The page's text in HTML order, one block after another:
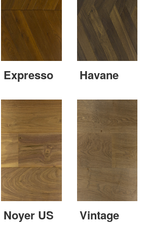
Expresso Havane
Noyer US Vintage